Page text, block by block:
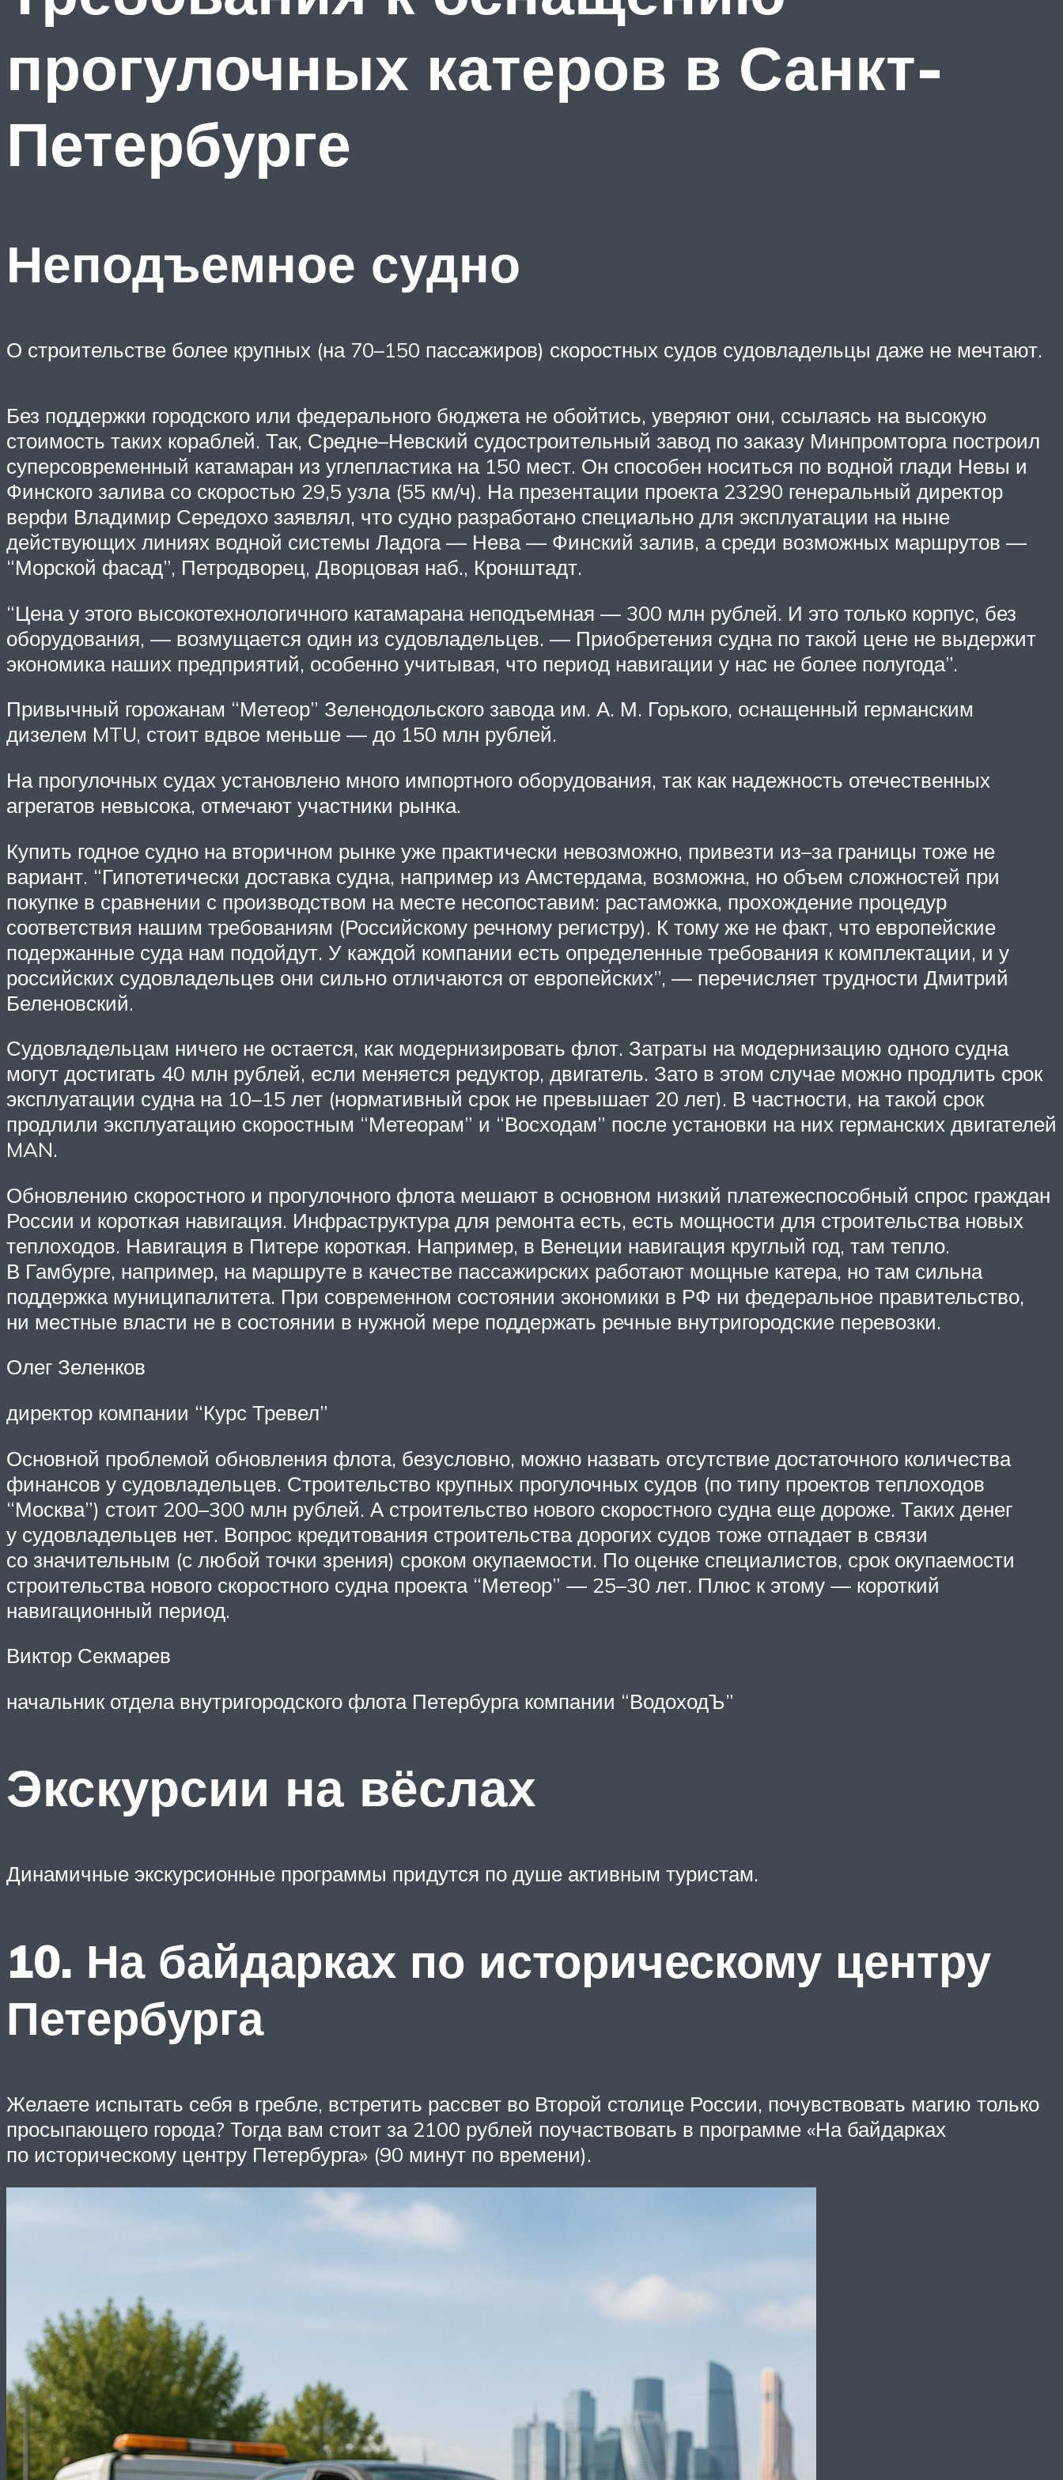
прогулочных катеров в Санкт-
Петербурге
Неподъемное судно
О строительстве более крупных (на 70–150 пассажиров) скоростных судов судовладельцы даже не мечтают.
Без поддержки городского или федерального бюджета не обойтись, уверяют они, ссылаясь на высокую
стоимость таких кораблей. Так, Средне–Невский судостроительный завод по заказу Минпромторга построил
суперсовременный катамаран из углепластика на 150 мест. Он способен носиться по водной глади Невы и
Финского залива со скоростью 29,5 узла (55 км/ч). На презентации проекта 23290 генеральный директор
верфи Владимир Середохо заявлял, что судно разработано специально для эксплуатации на ныне
действующих линиях водной системы Ладога — Нева — Финский залив, а среди возможных маршрутов —
“Морской фасад”, Петродворец, Дворцовая наб., Кронштадт.
“Цена у этого высокотехнологичного катамарана неподъемная — 300 млн рублей. И это только корпус, без
оборудования, — возмущается один из судовладельцев. — Приобретения судна по такой цене не выдержит
экономика наших предприятий, особенно учитывая, что период навигации у нас не более полугода”.
Привычный горожанам “Метеор” Зеленодольского завода им. А. М. Горького, оснащенный германским
дизелем MTU, стоит вдвое меньше — до 150 млн рублей.
На прогулочных судах установлено много импортного оборудования, так как надежность отечественных
агрегатов невысока, отмечают участники рынка.
Купить годное судно на вторичном рынке уже практически невозможно, привезти из–за границы тоже не
вариант. “Гипотетически доставка судна, например из Амстердама, возможна, но объем сложностей при
покупке в сравнении с производством на месте несопоставим: растаможка, прохождение процедур
соответствия нашим требованиям (Российскому речному регистру). К тому же не факт, что европейские
подержанные суда нам подойдут. У каждой компании есть определенные требования к комплектации, и у
российских судовладельцев они сильно отличаются от европейских”, — перечисляет трудности Дмитрий
Беленовский.
Судовладельцам ничего не остается, как модернизировать флот. Затраты на модернизацию одного судна
могут достигать 40 млн рублей, если меняется редуктор, двигатель. Зато в этом случае можно продлить срок
эксплуатации судна на 10–15 лет (нормативный срок не превышает 20 лет). В частности, на такой срок
продлили эксплуатацию скоростным “Метеорам” и “Восходам” после установки на них германских двигателей
MAN.
Обновлению скоростного и прогулочного флота мешают в основном низкий платежеспособный спрос граждан
России и короткая навигация. Инфраструктура для ремонта есть, есть мощности для строительства новых
теплоходов. Навигация в Питере короткая. Например, в Венеции навигация круглый год, там тепло.
В Гамбурге, например, на маршруте в качестве пассажирских работают мощные катера, но там сильна
поддержка муниципалитета. При современном состоянии экономики в РФ ни федеральное правительство,
ни местные власти не в состоянии в нужной мере поддержать речные внутригородские перевозки.
Олег Зеленков
директор компании “Курс Тревел”
Основной проблемой обновления флота, безусловно, можно назвать отсутствие достаточного количества
финансов у судовладельцев. Строительство крупных прогулочных судов (по типу проектов теплоходов
“Москва”) стоит 200–300 млн рублей. А строительство нового скоростного судна еще дороже. Таких денег
у судовладельцев нет. Вопрос кредитования строительства дорогих судов тоже отпадает в связи
со значительным (с любой точки зрения) сроком окупаемости. По оценке специалистов, срок окупаемости
строительства нового скоростного судна проекта “Метеор” — 25–30 лет. Плюс к этому — короткий
навигационный период.
Виктор Секмарев
начальник отдела внутригородского флота Петербурга компании “ВодоходЪ”
Экскурсии на вёслах
Динамичные экскурсионные программы придутся по душе активным туристам.
10. На байдарках по историческому центру
Петербурга
Желаете испытать себя в гребле, встретить рассвет во Второй столице России, почувствовать магию только
просыпающего города? Тогда вам стоит за 2100 рублей поучаствовать в программе «На байдарках
по историческому центру Петербурга» (90 минут по времени).